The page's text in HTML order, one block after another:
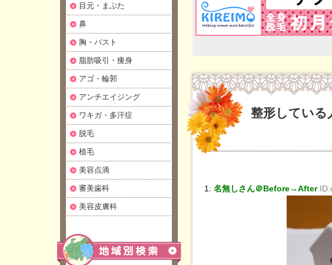
目元・まぶた
鼻
胸・バスト
脂肪吸引・痩身
アゴ・輪郭
アンチエイジング
ワキガ・多汗症
脱毛
植毛
美容点滴
審美歯科
美容皮膚科
整形している
1: 名無しさん＠Before→After